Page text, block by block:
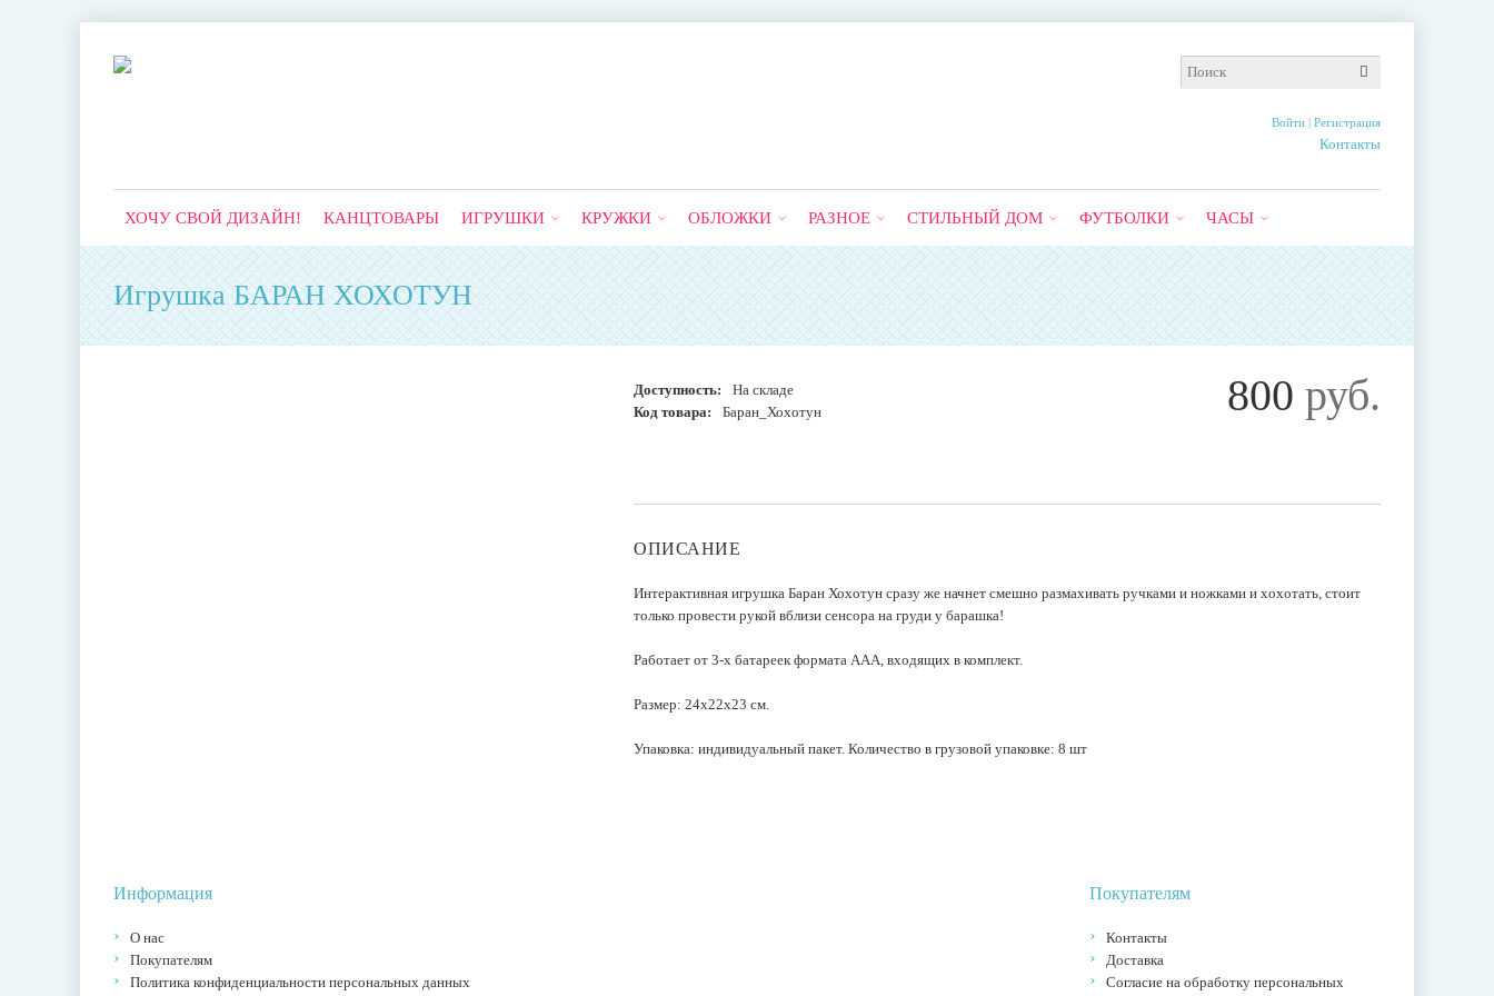
Войти| Регистрация
Контакты
ХОЧУ СВОЙ ДИЗАЙН! КАНЦТОВАРЫ ИГРУШКИ КРУЖКИ ОБЛОЖКИ РАЗНОЕ СТИЛЬНЫЙ ДОМ ФУТБОЛКИ ЧАСЫ
Игрушка БАРАН ХОХОТУН
800 руб.
Доступность:
На складе
Код товара:
Баран_Хохотун
ОПИСАНИЕ
Интерактивная игрушка Баран Хохотун сразу же начнет смешно размахивать ручками и ножками и хохотать, стоит
только провести рукой вблизи сенсора на груди у барашка!
Работает от 3-х батареек формата ААА, входящих в комплект.
Размер: 24х22х23 см.
Упаковка: индивидуальный пакет. Количество в грузовой упаковке: 8 шт
Информация
О нас
Покупателям
Политика конфиденциальности персональных данных
Покупателям
Контакты
Доставка
Согласие на обработку персональных